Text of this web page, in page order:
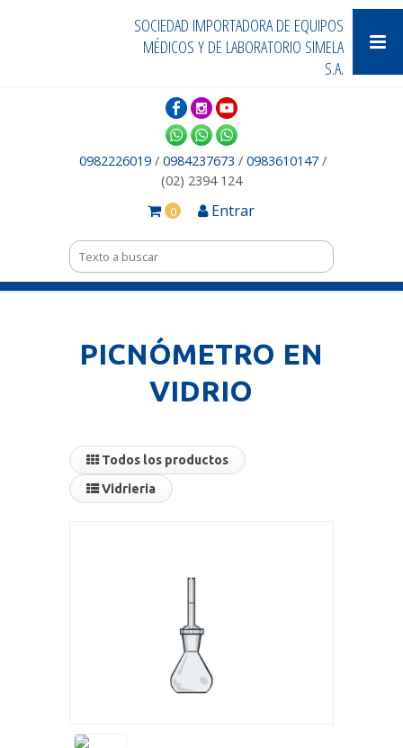
SOCIEDAD IMPORTADORA DE EQUIPOS
MÉDICOS Y DE LABORATORIO SIMELA
S.A.
0982226019/0984237673 /0983610147 /
(02) 2394 124
0 Entrar
PICNÓMETRO EN
VIDRIO
Todos los productos
Vidrieria